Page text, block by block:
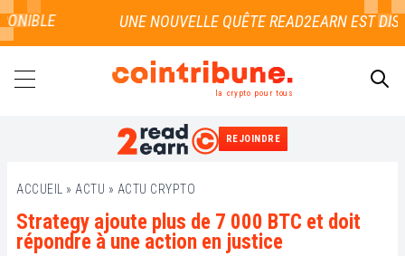
la crypto pour tous
REJOINDRE
ACCUEIL » ACTU » ACTU CRYPTO
Strategy ajoute plus de 7 000 BTC et doit
répondre à une action en justice